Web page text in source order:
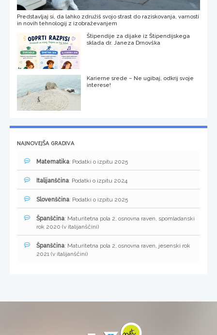
Predstavljaj si, da lahko združiš svojo strast do raziskovanja, varnosti
in novih tehnologij z izobraževanjem
Štipendije za dijake iz Štipendijskega
sklada dr. Janeza Drnovška
Karierne srede – Ne ugibaj, odkrij svoje
interese!
NAJNOVEJŠA GRADIVA
Matematika: Podatki o izpitu 2025
Italijanščina: Podatki o izpitu 2024
Slovenščina: Podatki o izpitu 2025
Španščina: Maturitetna pola 2, osnovna raven, spomladanski
rok 2020 (v italijanščini)
Španščina: Maturitetna pola 2, osnovna raven, jesenski rok
2021 (v italijanščini)